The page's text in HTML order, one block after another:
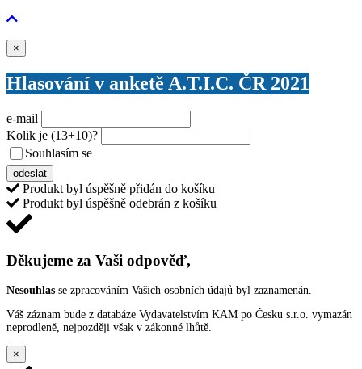
×
Hlasování v anketě A.T.I.C. ČR 2021
e-mail
Kolik je (13+10)?
Souhlasím se
odeslat
Produkt byl úspěšně přidán do košíku
Produkt byl úspěšně odebrán z košíku
Děkujeme za Vaši odpověď,
Nesouhlas se zpracováním Vašich osobních údajů byl zaznamenán.
Váš záznam bude z databáze Vydavatelstvím KAM po Česku s.r.o. vymazán
neprodleně, nejpozději však v zákonné lhůtě.
×